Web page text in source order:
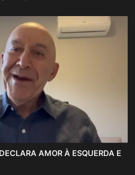
AMOR À ESQUERDA E